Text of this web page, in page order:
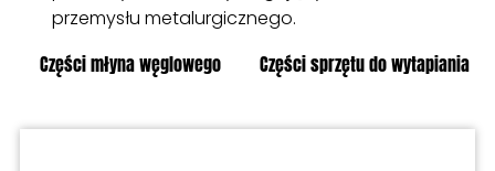
przemysłu metalurgicznego.
Części młyna węglowego Części sprzętu do wytapiania